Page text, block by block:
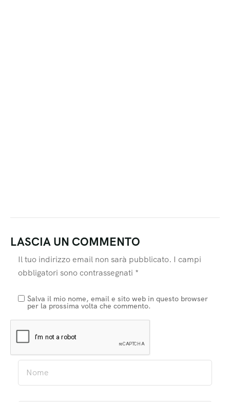
LASCIA UN COMMENTO
Il tuo indirizzo email non sarà pubblicato. I campi
obbligatori sono contrassegnati *
Salva il mio nome, email e sito web in questo browser
per la prossima volta che commento.